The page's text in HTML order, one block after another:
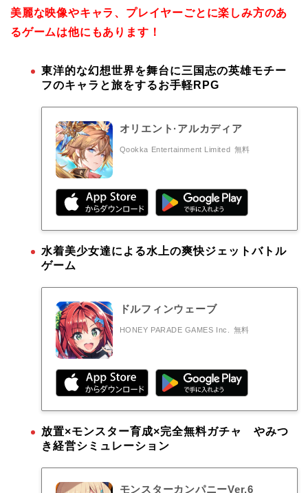
美麗な映像やキャラ、プレイヤーごとに楽しみ方のあ
るゲームは他にもあります！
東洋的な幻想世界を舞台に三国志の英雄モチー
フのキャラと旅をするお手軽RPG
オリエント·アルカディア
Qookka Entertainment Limited 無料
水着美少女達による水上の爽快ジェットバトル
ゲーム
ドルフィンウェーブ
HONEY PARADE GAMES Inc. 無料
放置×モンスター育成×完全無料ガチャ やみつ
き経営シミュレーション
モンスターカンパニーVer.6